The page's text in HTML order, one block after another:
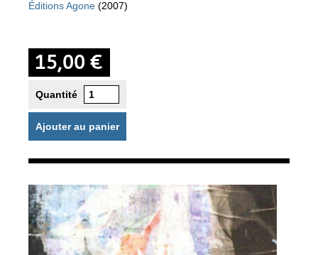
Éditions Agone (2007)
15,00 €
Quantité
Ajouter au panier